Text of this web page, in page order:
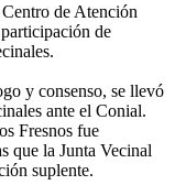
de Atención
de
y consenso, se llevó
ante el Conial.
Fresnos fue
que la Junta Vecinal
suplente.